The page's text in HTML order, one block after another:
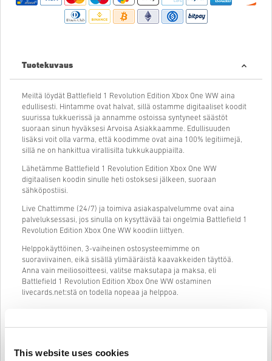
This website uses cookies
Tuotekuvaus
Meiltä löydät Battlefield 1 Revolution Edition Xbox One WW aina
edullisesti. Hintamme ovat halvat, sillä ostamme digitaaliset koodit
suurissa tukkuerissä ja annamme ostoissa syntyneet säästöt
suoraan sinun hyväksesi Arvoisa Asiakkaamme. Edullisuuden
lisäksi voit olla varma, että koodimme ovat aina 100% legitiimejä,
sillä ne on hankittua virallisilta tukkukauppiailta.
Lähetämme Battlefield 1 Revolution Edition Xbox One WW
digitaalisen koodin sinulle heti ostoksesi jälkeen, suoraan
sähköpostiisi.
Live Chattimme (24/7) ja toimiva asiakaspalvelumme ovat aina
palveluksessasi, jos sinulla on kysyttävää tai ongelmia Battlefield 1
Revolution Edition Xbox One WW koodiin liittyen.
Helppokäyttöinen, 3-vaiheinen ostosysteemimme on
suoraviivainen, eikä sisällä ylimääräistä kaavakkeiden täyttöä.
Anna vain meiliosoitteesi, valitse maksutapa ja maksa, eli
Battlefield 1 Revolution Edition Xbox One WW ostaminen
livecards.net:stä on todella nopeaa ja helppoa.